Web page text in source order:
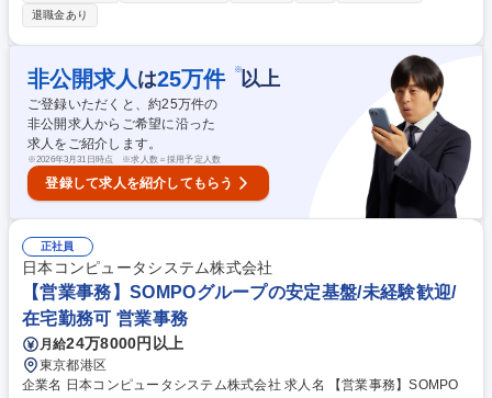
需要が高く、約4割が海外の方からの問い合わせです。 ■広告掲載（HPや
各社ポータルサイトへの物件掲載作業をお任せ）■問い合わせ対応（空室
確認をはじめ、物件詳細・見積、入居者からの設備の確認などをメール・
電話で対応します。海外とのやり取りは時差があるため、メールがほとん
ど）※1日10～20件程度■見積・契約書作成（契約書は日本語の為、海外
のお客様には英語のサンプルも送付。電子契約が中心なので、効率的に進
められます）■物件案内も頻度は少ないが、対応あり 募集職種 【港区/事
務】自社マンスリーマンションの予約管理/賞与3.7ヵ月/英語力を活かす
退職金あり
非公開求人 は25万件 ※以上
ご登録いただくと、約25万件の
非公開求人からご希望に沿った
求人をご紹介します。
※2026年3月31日時点 ※求人数＝採用予定人数
登録して求人を紹介してもらう
正社員
日本コンピュータシステム株式会社
【営業事務】SOMPOグループの安定基盤/未経験歓迎/
在宅勤務可 営業事務
月給24万8000円以上
東京都港区
企業名 日本コンピュータシステム株式会社 求人名 【営業事務】SOMPO